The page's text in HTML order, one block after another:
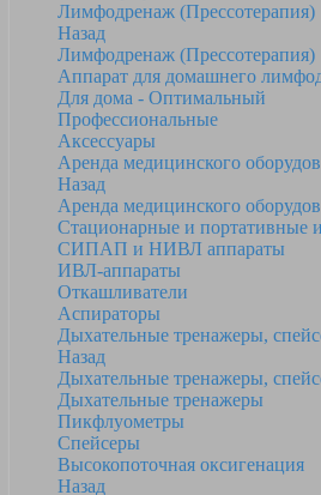
Лимфодренаж (Прессотерапия)
Назад
Лимфодренаж (Прессотерапия)
Аппарат для домашнего
Для дома - Оптимальный
Профессиональные
Аксессуары
Аренда медицинского
Назад
Аренда медицинского
Стационарные и портативные
СИПАП и НИВЛ аппараты
ИВЛ-аппараты
Откашливатели
Аспираторы
Дыхательные тренажеры,
Назад
Дыхательные тренажеры,
Дыхательные тренажеры
Пикфлуометры
Спейсеры
Высокопоточная оксигенация
Назад